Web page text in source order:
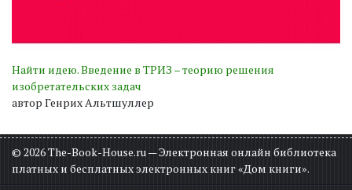
Найти идею. Введение в ТРИЗ – теорию решения
изобретательских задач
автор Генрих Альтшуллер
© 2026 The-Book-House.ru — Электронная онлайн библиотека
платных и бесплатных электронных книг «Дом книги».